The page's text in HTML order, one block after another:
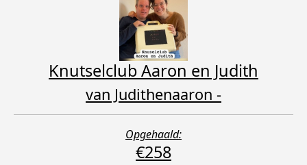
Knutselclub Aaron en Judith
van Judithenaaron -
Opgehaald:
€258